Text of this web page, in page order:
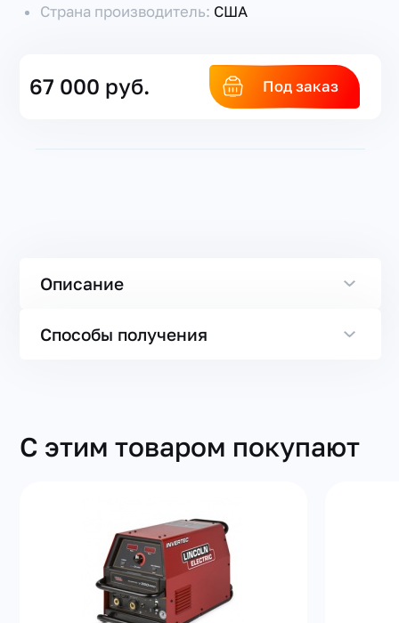
Страна производитель: США
67 000 руб. Под заказ
Описание
Способы получения
С этим товаром покупают